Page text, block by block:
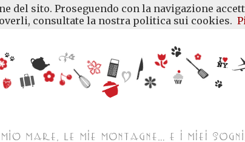
sito. Proseguendo con la navigazione
consultate la nostra politica sui cookies.